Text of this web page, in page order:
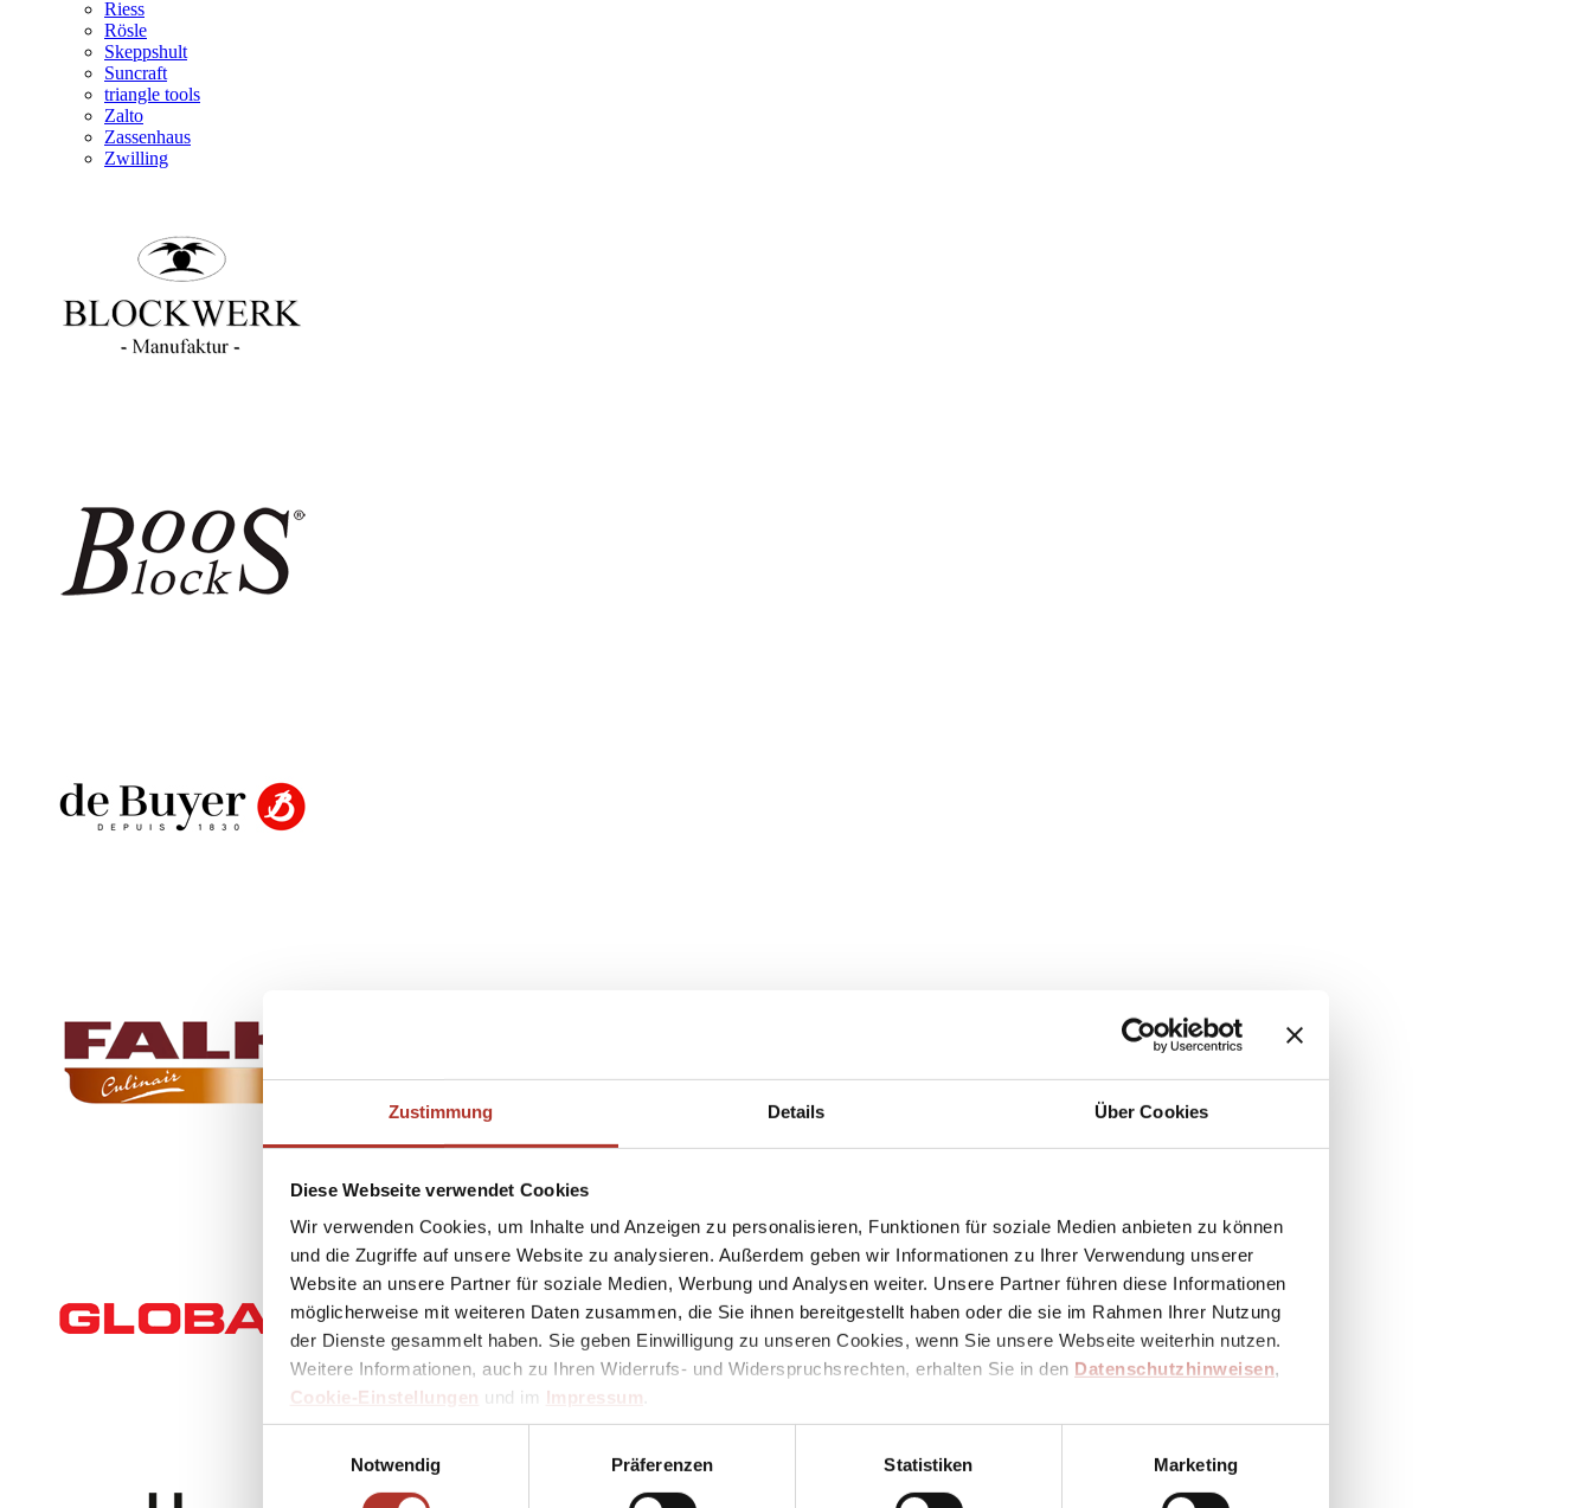
Zustimmung Details Über Cookies
Diese Webseite verwendet Cookies
Wir verwenden Cookies, um Inhalte und Anzeigen zu personalisieren, Funktionen für soziale Medien anbieten zu können
und die Zugriffe auf unsere Website zu analysieren. Außerdem geben wir Informationen zu Ihrer Verwendung unserer
Website an unsere Partner für soziale Medien, Werbung und Analysen weiter. Unsere Partner führen diese Informationen
möglicherweise mit weiteren Daten zusammen, die Sie ihnen bereitgestellt haben oder die sie im Rahmen Ihrer Nutzung
der Dienste gesammelt haben. Sie geben Einwilligung zu unseren Cookies, wenn Sie unsere Webseite weiterhin nutzen.
Weitere Informationen, auch zu Ihren Widerrufs- und Widerspruchsrechten, erhalten Sie in den Datenschutzhinweisen,
Cookie-Einstellungen und im Impressum
Notwendig
Präferenzen Statistiken Marketing
Riess
Rösle
Skeppshult
Suncraft
triangle tools
Zalto
Zassenhaus
Zwilling